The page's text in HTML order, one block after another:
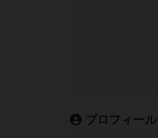
プロフィール